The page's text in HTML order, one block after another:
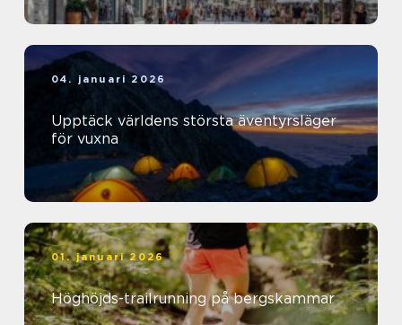
04. januari 2026
Upptäck världens största äventyrsläger
för vuxna
01. januari 2026
Höghöjds-trailrunning på bergskammar